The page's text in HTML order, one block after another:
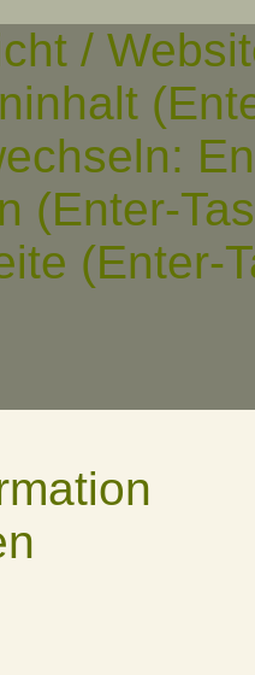
/
(Enter-
(Enter-